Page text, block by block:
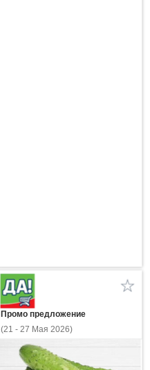
Промо предложение
(21 - 27 Мая 2026)